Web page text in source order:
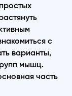
с
варианты,
мышц.
часть